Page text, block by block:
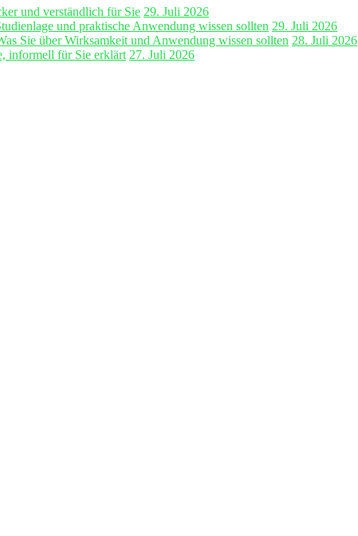
und verständlich für Sie 29. Juli 2026
und praktische Anwendung wissen sollten 29. Juli 2026
Sie über Wirksamkeit und Anwendung wissen sollten 28. Juli 2026
informell für Sie erklärt 27. Juli 2026